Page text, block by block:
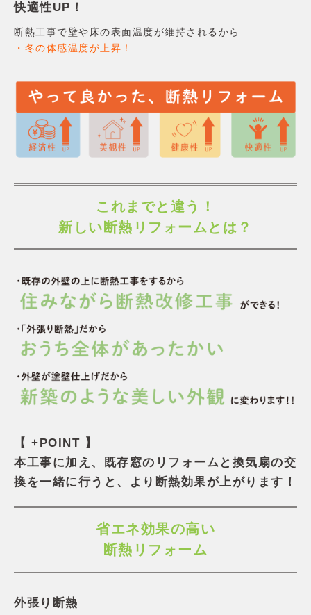
快適性UP！
断熱工事で壁や床の表面温度が維持されるから
・冬の体感温度が上昇！
これまでと違う！
新しい断熱リフォームとは？
【 +POINT 】
本工事に加え、既存窓のリフォームと換気扇の交
換を一緒に行うと、より断熱効果が上がります！
省エネ効果の高い
断熱リフォーム
外張り断熱